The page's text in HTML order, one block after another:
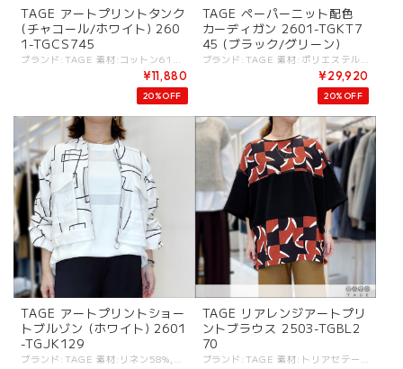
TAGE アートプリントタンク
(チャコール/ホワイト) 260
1-TGCS745
ブランド:TAGE 素材:コットン61%,レーヨン39%. カラー:・チャコール ・ホワイト サイズ:[38].着丈:69cm/バスト:103cm/ - 糸や編み方でヴィンテージ感を出した天竺素材。 柔らかさと羽毛の少ないクリアな印象がバランス良いジャージートップス。 クルーネック。 フロント胸部分にオリジナルアートプリント。 後ろ肩は腕に被さるタックデザイン。 ボックスシルエット。 #TAGE #タージュ -TAGE- MINIMALISM：コントラストが特徴のシンプルな表現. FUNCTIONAL：ボディの動きに寄りそうパターン. CLEAN：洗練されたディテールとクリーンなシルエット. これらがKEYとなる[TAGE]のデザインフィロソフィ。 - - - - - [ＴＡＧＥ]は高田祐子による東京をベースにしているレディスウェアブランド。 ミニマルアートやドローイングから影響を受けたコレクションが多く、デザインは不規則な変化・カラーコンビネーション・切り替えテクニックなどのコントラストが特徴のシンプルな表現を基本としている。 ----------- ※商品カラーは撮影時の光や閲覧環境によって、実際の商品と若干異なる場合がございます ※平置き採寸となりますので、多少の誤差が生じる場合がございます。 (ニットなど製品上、伸縮性があるものも伸ばさずに計測) ※タグ記載の注意事項、洗濯表示を必ずお読みください。 ☆その他気になる点はお気軽にご連絡ください☆ tage-2601tgcs745
¥11,880
20%OFF
TAGE ペーパーニット配色
カーディガン 2601-TGKT7
45 (ブラック/グリーン)
ブランド:TAGE 素材:ポリエステル77%,ラミー23%. カラー:・ブラック×イエロー ・グリーン×ブルー サイズ:[38].肩幅:54cm/着丈:60cm/袖丈:58cm/バスト:112cm/ - 麻とポリエステルを組み合わせたシャリ感が特徴のニット素材。 紙のようなドライで肌離れの良いニットカーディガン。 裾は配色の切り替えデザイン。 後ろ裾にスリット。 #TAGE #タージュ -TAGE- MINIMALISM：コントラストが特徴のシンプルな表現. FUNCTIONAL：ボディの動きに寄りそうパターン. CLEAN：洗練されたディテールとクリーンなシルエット. これらがKEYとなる[TAGE]のデザインフィロソフィ。 - - - - - [ＴＡＧＥ]は高田祐子による東京をベースにしているレディスウェアブランド。 ミニマルアートやドローイングから影響を受けたコレクションが多く、デザインは不規則な変化・カラーコンビネーション・切り替えテクニックなどのコントラストが特徴のシンプルな表現を基本としている。 ----------- ※商品カラーは撮影時の光や閲覧環境によって、実際の商品と若干異なる場合がございます ※平置き採寸となりますので、多少の誤差が生じる場合がございます。 (ニットなど製品上、伸縮性があるものも伸ばさずに計測) ※タグ記載の注意事項、洗濯表示を必ずお読みください。 ☆その他気になる点はお気軽にご連絡ください☆ tage-2601tgkt745
¥29,920
20%OFF
TAGE アートプリントショー
トブルゾン (ホワイト) 2601
-TGJK129
TAGE リアレンジアートプリ
ントブラウス 2503-TGBL2
70